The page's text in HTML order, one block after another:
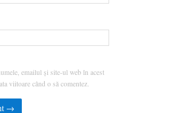
emailul și site-ul web în acest
viitoare când o să comentez.